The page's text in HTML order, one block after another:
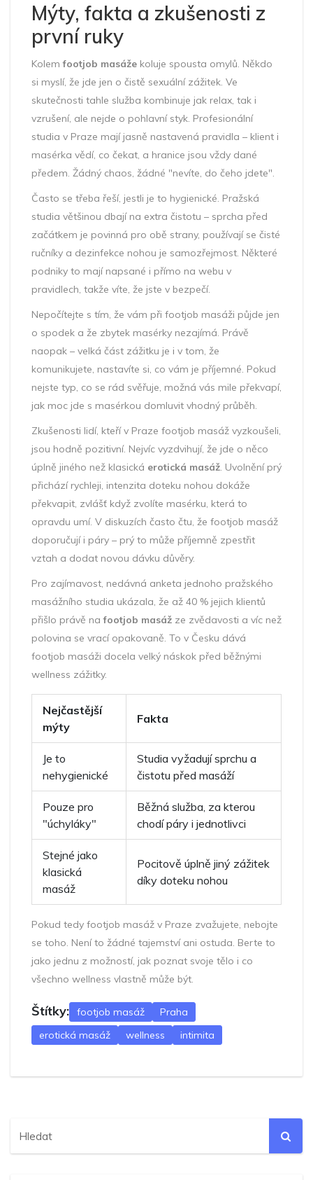
Mýty, fakta a zkušenosti z
první ruky
Kolemfootjob masáže koluje spousta omylů. Někdo
si myslí, že jde jen o čistě sexuální zážitek. Ve
skutečnosti tahle služba kombinuje jak relax, tak i
vzrušení, ale nejde o pohlavní styk. Profesionální
studia v Praze mají jasně nastavená pravidla – klient i
masérka vědí, co čekat, a hranice jsou vždy dané
předem. Žádný chaos, žádné "nevíte, do čeho jdete".
Často se třeba řeší, jestli je to hygienické. Pražská
studia většinou dbají na extra čistotu – sprcha před
začátkem je povinná pro obě strany, používají se čisté
ručníky a dezinfekce nohou je samozřejmost. Některé
podniky to mají napsané i přímo na webu v
pravidlech, takže víte, že jste v bezpečí.
Nepočítejte s tím, že vám při footjob masáži půjde jen
o spodek a že zbytek masérky nezajímá. Právě
naopak – velká část zážitku je i v tom, že
komunikujete, nastavíte si, co vám je příjemné. Pokud
nejste typ, co se rád svěřuje, možná vás mile překvapí,
jak moc jde s masérkou domluvit vhodný průběh.
Zkušenosti lidí, kteří v Praze footjob masáž vyzkoušeli,
jsou hodně pozitivní. Nejvíc vyzdvihují, že jde o něco
úplně jiného než klasická erotická masáž. Uvolnění prý
přichází rychleji, intenzita doteku nohou dokáže
překvapit, zvlášť když zvolíte masérku, která to
opravdu umí. V diskuzích často čtu, že footjob masáž
doporučují i páry – prý to může příjemně zpestřit
vztah a dodat novou dávku důvěry.
Pro zajímavost, nedávná anketa jednoho pražského
masážního studia ukázala, že až 40 % jejich klientů
přišlo právě nafootjob masáž ze zvědavosti a víc než
polovina se vrací opakovaně. To v Česku dává
footjob masáži docela velký náskok před běžnými
wellness zážitky.
Nejčastější
mýty
Fakta
Je to
nehygienické
Studia vyžadují sprchu a
čistotu před masáží
Pouze pro
"úchyláky"
Běžná služba, za kterou
chodí páry i jednotlivci
Stejné jako
klasická
masáž
Pocitově úplně jiný zážitek
díky doteku nohou
Pokud tedy footjob masáž v Praze zvažujete, nebojte
se toho. Není to žádné tajemství ani ostuda. Berte to
jako jednu z možností, jak poznat svoje tělo i co
všechno wellness vlastně může být.
Štítky: footjob masáž
Praha
erotická masáž
wellness intimita